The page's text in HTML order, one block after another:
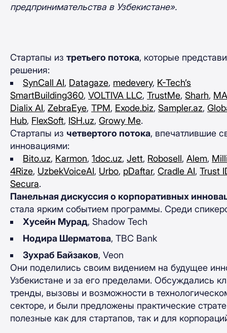
предпринимательства в Узбекистане».
Стартапы из третьего потока, которые
решения:
SynCall AI, Datagaze, medevery, K-Tech’s
SmartBuilding360, VOLTIVA LLC, TrustMe, Sharh,
Dialix AI, ZebraEye, TPM, Exode.biz, Sampler.az,
Hub, FlexSoft, ISH.uz, Growy Me.
Стартапы из четвертого потока, впечатлившие
инновациями:
Bito.uz, Karmon,1doc.uz,Jett, Robosell,Alem,
4Rize, UzbekVoiceAI, Urbo, pDaftar, Cradle AI, Trust
Secura.
Панельная дискуссия о корпоративных
стала ярким событием программы. Среди
Хусейн Мурад, Shadow Tech
Нодира Шерматова, TBC Bank
Зухраб Байзаков, Veon
Они поделились своим видением на будущее
Узбекистане и за его пределами. Обсуждались
тренды, вызовы и возможности в
секторе, и были предложены практические
полезные как для стартапов, так и для